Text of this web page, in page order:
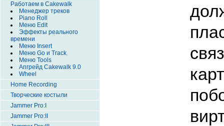
Работаем в Cakewalk
Менеджер треков
Piano Roll
Меню Edit
Эффекты реального
времени
Меню Insert
Меню Go и Track
Меню Tools
Апгрейд Cakewalk 9.0
Wheel
Home Recording
Творческие костыли
Jammer Pro:I
Jammer Pro:II